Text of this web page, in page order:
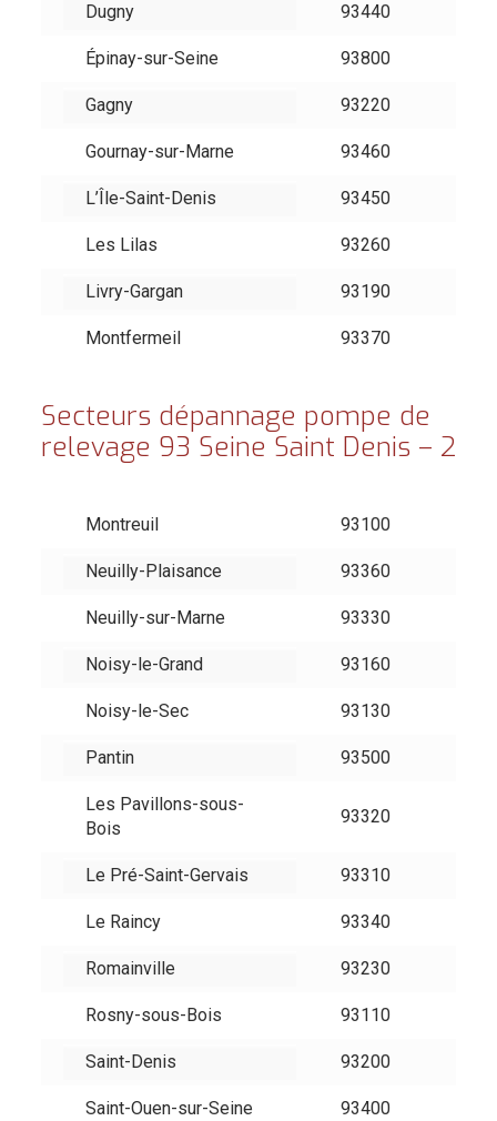
Dugny 93440
Épinay-sur-Seine 93800
Gagny 93220
Gournay-sur-Marne 93460
L’Île-Saint-Denis 93450
Les Lilas 93260
Livry-Gargan 93190
Montfermeil 93370
Secteurs dépannage pompe de
relevage 93 Seine Saint Denis – 2
Montreuil 93100
Neuilly-Plaisance 93360
Neuilly-sur-Marne 93330
Noisy-le-Grand 93160
Noisy-le-Sec 93130
Pantin 93500
Les Pavillons-sous-
Bois
93320
Le Pré-Saint-Gervais 93310
Le Raincy 93340
Romainville 93230
Rosny-sous-Bois 93110
Saint-Denis 93200
Saint-Ouen-sur-Seine 93400